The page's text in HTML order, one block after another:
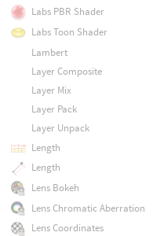
Labs PBR Shader
Labs Toon Shader
Lambert
Layer Composite
Layer Mix
Layer Pack
Layer Unpack
Length
Length
Lens Bokeh
Lens Chromatic Aberration
Lens Coordinates